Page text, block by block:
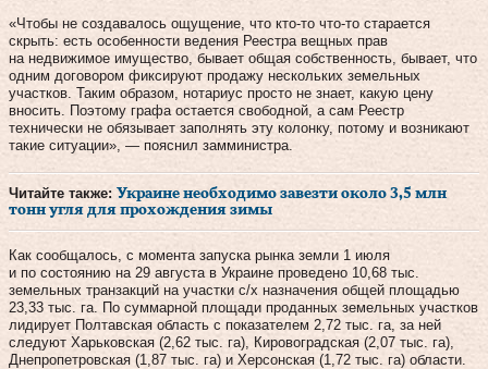
«Чтобы не создавалось ощущение, что кто-то что-то старается
скрыть: есть особенности ведения Реестра вещных прав
на недвижимое имущество, бывает общая собственность, бывает, что
одним договором фиксируют продажу нескольких земельных
участков. Таким образом, нотариус просто не знает, какую цену
вносить. Поэтому графа остается свободной, а сам Реестр
технически не обязывает заполнять эту колонку, потому и возникают
такие ситуации», — пояснил замминистра.
Читайте также: Украине необходимо завезти около 3,5 млн
тонн угля для прохождения зимы
Как сообщалось, с момента запуска рынка земли 1 июля
и по состоянию на 29 августа в Украине проведено 10,68 тыс.
земельных транзакций на участки с/х назначения общей площадью
23,33 тыс. га. По суммарной площади проданных земельных участков
лидирует Полтавская область с показателем 2,72 тыс. га, за ней
следуют Харьковская (2,62 тыс. га), Кировоградская (2,07 тыс. га),
Днепропетровская (1,87 тыс. га) и Херсонская (1,72 тыс. га) области.